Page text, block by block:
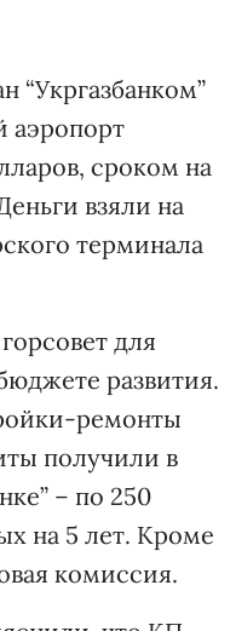
“Укргазбанком”
аэропорт
сроком на
взяли на
терминала
для
развития.
ремонты
получили в
– по 250
на 5 лет. Кроме
комиссия.